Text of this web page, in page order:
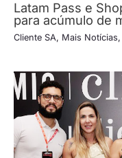
Latam Pass e
para acúmulo de
Cliente SA, Mais Notícias,